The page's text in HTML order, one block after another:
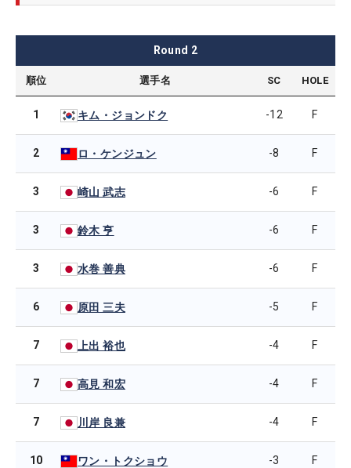
Round 2
順位 選手名 SC HOLE
1 キム・ジョンドク -12 F
2 ロ・ケンジュン -8 F
3 崎山 武志 -6 F
3 鈴木 亨 -6 F
3 水巻 善典 -6 F
6 原田 三夫 -5 F
7 上出 裕也 -4 F
7 高見 和宏 -4 F
7 川岸 良兼 -4 F
10 ワン・トクショウ -3 F